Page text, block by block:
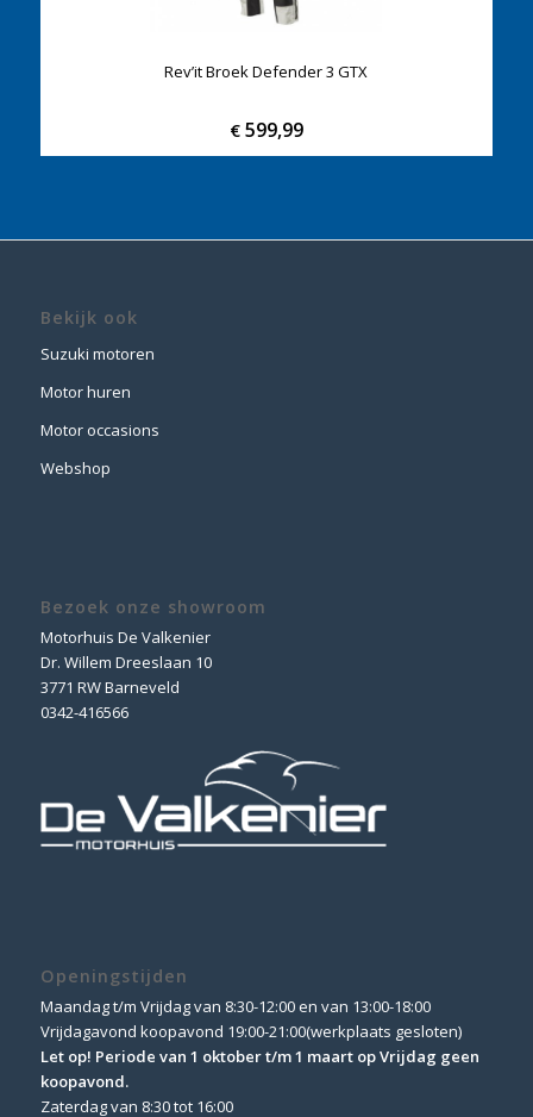
Rev’it Broek Defender 3 GTX
€599,99
Bekijk ook
Suzuki motoren
Motor huren
Motor occasions
Webshop
Bezoek onze showroom
Motorhuis De Valkenier
Dr. Willem Dreeslaan 10
3771 RW Barneveld
0342-416566
Openingstijden
Maandag t/m Vrijdag van 8:30-12:00 en van 13:00-18:00
Vrijdagavond koopavond 19:00-21:00(werkplaats gesloten)
Let op! Periode van 1 oktober t/m 1 maart op Vrijdag geen
koopavond.
Zaterdag van 8:30 tot 16:00